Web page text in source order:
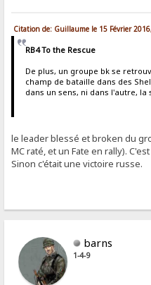
Citation de: Guillaume le 15 Février
RB4 To the Rescue
De plus, un groupe bk se
champ de bataille dans des
dans un sens, ni dans l'autre,
le leader blessé et broken du
MC raté, et un Fate en rally).
Sinon c'était une victoire russe.
barns
1-4-9